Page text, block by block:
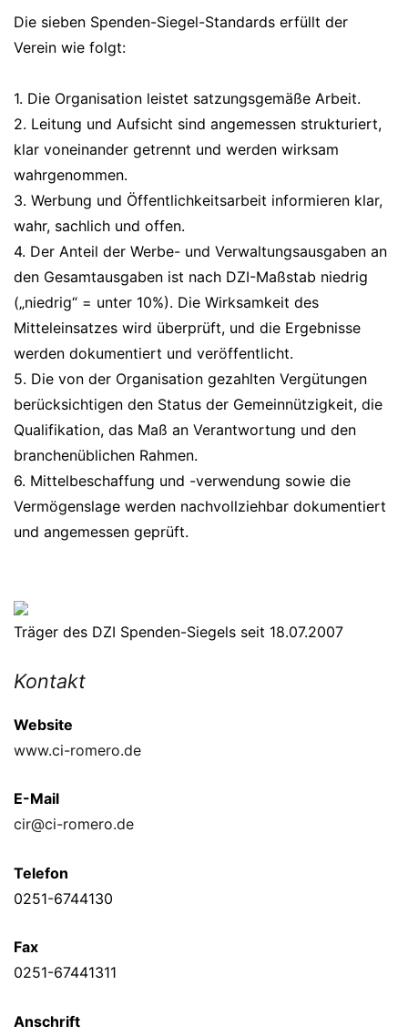
Die sieben Spenden-Siegel-Standards erfüllt der
Verein wie folgt:
1. Die Organisation leistet satzungsgemäße Arbeit.
2. Leitung und Aufsicht sind angemessen strukturiert,
klar voneinander getrennt und werden wirksam
wahrgenommen.
3. Werbung und Öffentlichkeitsarbeit informieren klar,
wahr, sachlich und offen.
4. Der Anteil der Werbe- und Verwaltungsausgaben an
den Gesamtausgaben ist nach DZI-Maßstab niedrig
(„niedrig“ = unter 10%). Die Wirksamkeit des
Mitteleinsatzes wird überprüft, und die Ergebnisse
werden dokumentiert und veröffentlicht.
5. Die von der Organisation gezahlten Vergütungen
berücksichtigen den Status der Gemeinnützigkeit, die
Qualifikation, das Maß an Verantwortung und den
branchenüblichen Rahmen.
6. Mittelbeschaffung und -verwendung sowie die
Vermögenslage werden nachvollziehbar dokumentiert
und angemessen geprüft.
Träger des DZI Spenden-Siegels seit 18.07.2007
Kontakt
Website
www.ci-romero.de
E-Mail
cir@ci-romero.de
Telefon
0251-6744130
Fax
0251-67441311
Anschrift